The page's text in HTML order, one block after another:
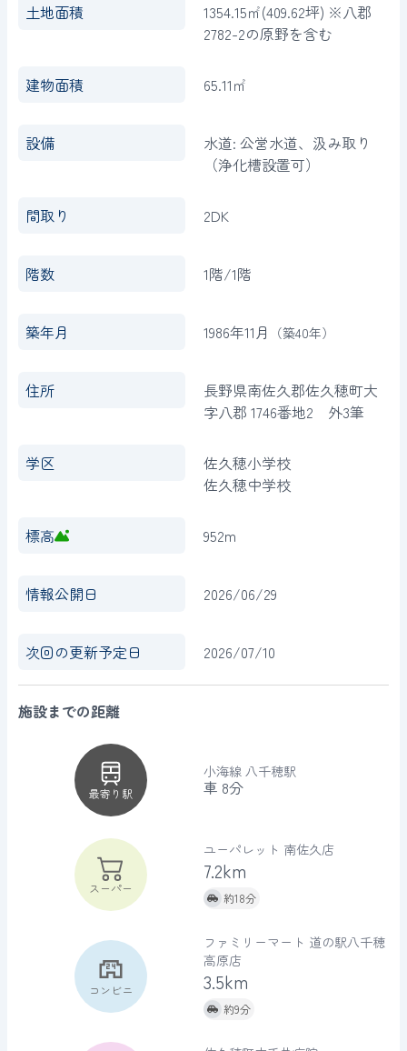
土地面積
1354.15㎡(409.62坪) ※八郡
2782-2の原野を含む
建物面積 65.11㎡
設備
水道: 公営水道、汲み取り
（浄化槽設置可）
間取り 2DK
階数 1階/1階
築年月 1986年11月 （築40年）
住所
長野県南佐久郡佐久穂町大
字八郡 1746番地2 外3筆
学区
佐久穂小学校
佐久穂中学校
標高 952m
情報公開日 2026/06/29
次回の更新予定日 2026/07/10
施設までの距離
最寄り駅
小海線 八千穂駅
車 8分
スーパー
ユーパレット 南佐久店
7.2km
約18分
コンビニ
ファミリーマート 道の駅八千穂
高原店
3.5km
約9分